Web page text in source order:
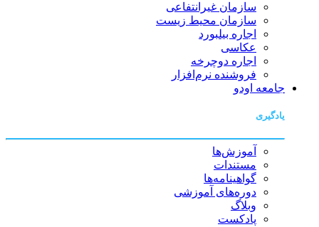
سازمان غیرانتفاعی
سازمان محیط زیست
اجاره بیلبورد
عکاسی
اجاره دوچرخه
فروشنده نرم‌افزار
جامعه اودو
یادگیری
آموزش‌ها
مستندات
گواهینامه‌ها
دوره‌های آموزشی
وبلاگ
پادکست